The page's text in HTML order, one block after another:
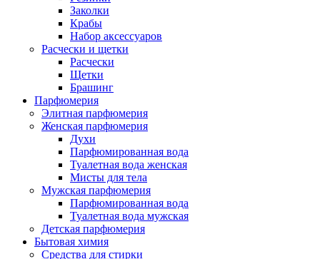
Заколки
Крабы
Набор аксессуаров
Расчески и щетки
Расчески
Щетки
Брашинг
Парфюмерия
Элитная парфюмерия
Женская парфюмерия
Духи
Парфюмированная вода
Туалетная вода женская
Мисты для тела
Мужская парфюмерия
Парфюмированная вода
Туалетная вода мужская
Детская парфюмерия
Бытовая химия
Средства для стирки